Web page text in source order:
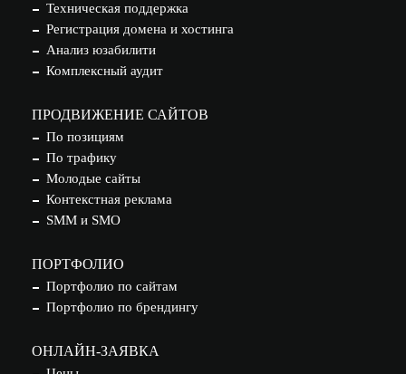
Техническая поддержка
Регистрация домена и хостинга
Анализ юзабилити
Комплексный аудит
ПРОДВИЖЕНИЕ САЙТОВ
По позициям
По трафику
Молодые сайты
Контекстная реклама
SMM и SMO
ПОРТФОЛИО
Портфолио по сайтам
Портфолио по брендингу
ОНЛАЙН-ЗАЯВКА